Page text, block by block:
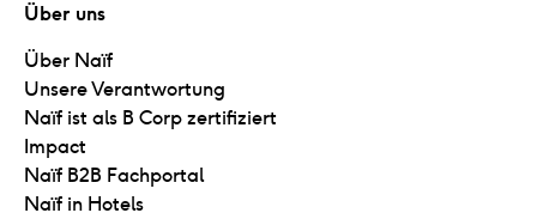
Über uns
Über Naïf
Unsere Verantwortung
Naïf ist als B Corp zertifiziert
Impact
Naïf B2B Fachportal
Naïf in Hotels